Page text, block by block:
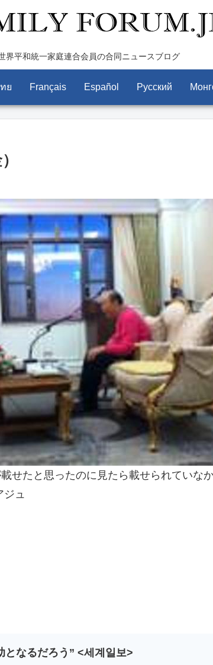
界平和統一家庭連合会員の合同ニュースブログ
ย Français Español Pусский
せたと思ったのに見たら載せられてい
ュ
となるだろう” <세계일보>